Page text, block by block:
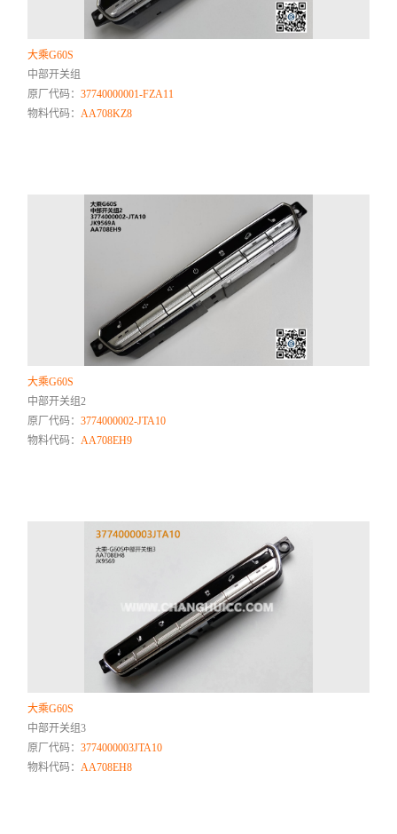
大乘G60S
中部开关组
原厂代码：37740000001-FZA11
物料代码：AA708KZ8
大乘G60S
中部开关组2
原厂代码：3774000002-JTA10
物料代码：AA708EH9
大乘G60S
中部开关组3
原厂代码：3774000003JTA10
物料代码：AA708EH8